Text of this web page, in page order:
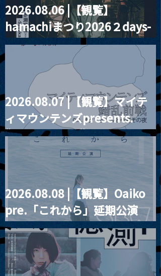
MoonRomantic
Channel1周年記念Live
2026.08.06 |【観覧】
hamachiまつり2026２days-
月見ル君想フ編②
2026.08.07 |【観覧】マイテ
ィマウンテンズpresents.
“HALL-IN-ONE”
2026.08.08 |【観覧】Oaiko
pre.「これから」延期公演
Blurred City Lights × 17歳
とベルリンの壁